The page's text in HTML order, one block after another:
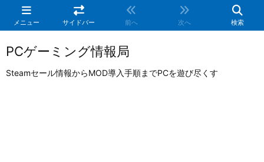
メニュー サイドバー 前へ 次へ 検索
PCゲーミング情報局
Steamセール情報からMOD導入手順までPCを遊び尽くす